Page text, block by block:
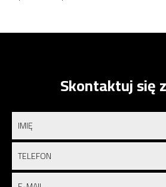
Skontaktuj się